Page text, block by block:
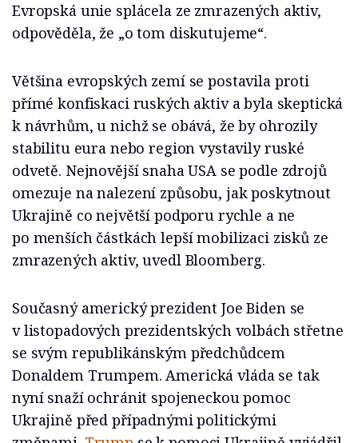
Evropská unie splácela ze zmrazených aktiv,
odpověděla, že „o tom diskutujeme“.
Většina evropských zemí se postavila proti
přímé konfiskaci ruských aktiv a byla skeptická
k návrhům, u nichž se obává, že by ohrozily
stabilitu eura nebo region vystavily ruské
odvetě. Nejnovější snaha USA se podle zdrojů
omezuje na nalezení způsobu, jak poskytnout
Ukrajině co největší podporu rychle a ne
po menších částkách lepší mobilizaci zisků ze
zmrazených aktiv, uvedl Bloomberg.
Současný americký prezident Joe Biden se
v listopadových prezidentských volbách střetne
se svým republikánským předchůdcem
Donaldem Trumpem. Americká vláda se tak
nyní snaží ochránit spojeneckou pomoc
Ukrajině před případnými politickými